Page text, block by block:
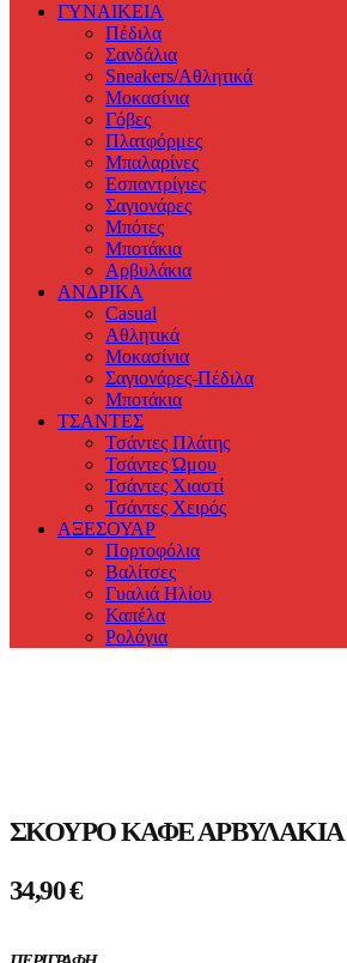
ΓΥΝΑΙΚΕΙΑ
Πέδιλα
Σανδάλια
Sneakers/Αθλητικά
Μοκασίνια
Γόβες
Πλατφόρμες
Μπαλαρίνες
Εσπαντρίγιες
Σαγιονάρες
Μπότες
Μποτάκια
Αρβυλάκια
ΑΝΔΡΙΚΑ
Casual
Αθλητικά
Μοκασίνια
Σαγιονάρες-Πέδιλα
Μποτάκια
ΤΣΑΝΤΕΣ
Τσάντες Πλάτης
Τσάντες Ώμου
Τσάντες Χιαστί
Τσάντες Χειρός
ΑΞΕΣΟΥΑΡ
Πορτοφόλια
Βαλίτσες
Γυαλιά Ηλίου
Καπέλα
Ρολόγια
ΣΚΟΎΡΟ ΚΑΦΈ
34,90€